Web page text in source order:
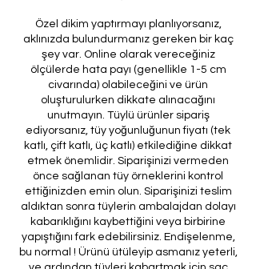
Özel dikim yaptırmayı planlıyorsanız,
aklınızda bulundurmanız gereken bir kaç
şey var. Online olarak vereceğiniz
ölçülerde hata payı (genellikle 1-5 cm
civarında) olabileceğini ve ürün
oluşturulurken dikkate alınacağını
unutmayın. Tüylü ürünler sipariş
ediyorsanız, tüy yoğunluğunun fiyatı (tek
katlı, çift katlı, üç katlı) etkilediğine dikkat
etmek önemlidir. Siparişinizi vermeden
önce sağlanan tüy örneklerini kontrol
ettiğinizden emin olun. Siparişinizi teslim
aldıktan sonra tüylerin ambalajdan dolayı
kabarıklığını kaybettiğini veya birbirine
yapıştığını fark edebilirsiniz. Endişelenme,
bu normal ! Ürünü ütüleyip asmanız yeterli,